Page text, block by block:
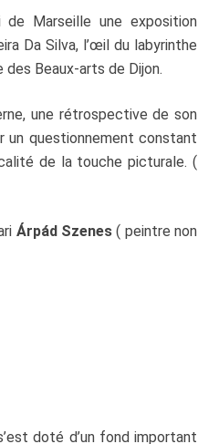
Marseille une exposition
Da Silva, l’œil du labyrinthe
des Beaux-arts de Dijon.
une rétrospective de son
un questionnement constant
de la touche picturale. (
Árpád Szenes( peintre non
doté d’un fond important